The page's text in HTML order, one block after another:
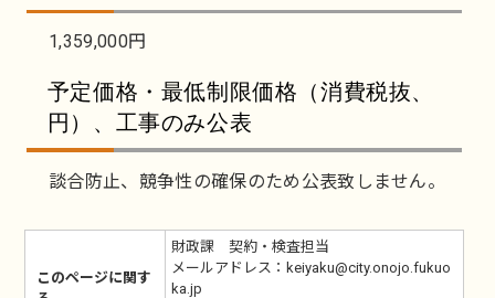
1,359,000円
予定価格・最低制限価格（消費税抜、
円）、工事のみ公表
談合防止、競争性の確保のため公表致しません。
このページに関す
財政課 契約・検査担当
メールアドレス：keiyaku@city.onojo.fukuo
ka.jp